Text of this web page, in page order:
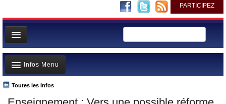
PARTICIPEZ
Page d'accueil
Infos
Gouvernement
Ministères/Directions
Toutes les Infos
Infos Menu
A la Une